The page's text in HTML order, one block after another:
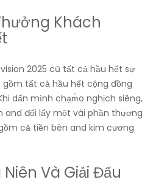
Khách
2025 cũ tất cả hầu hết sự
tất cả hầu hết cộng đồng
dấn mình chạm̀o nghịch siêng,
đổi lấy một vài phần thương
cả tiền bên and kim cương
Và Giải Đấu